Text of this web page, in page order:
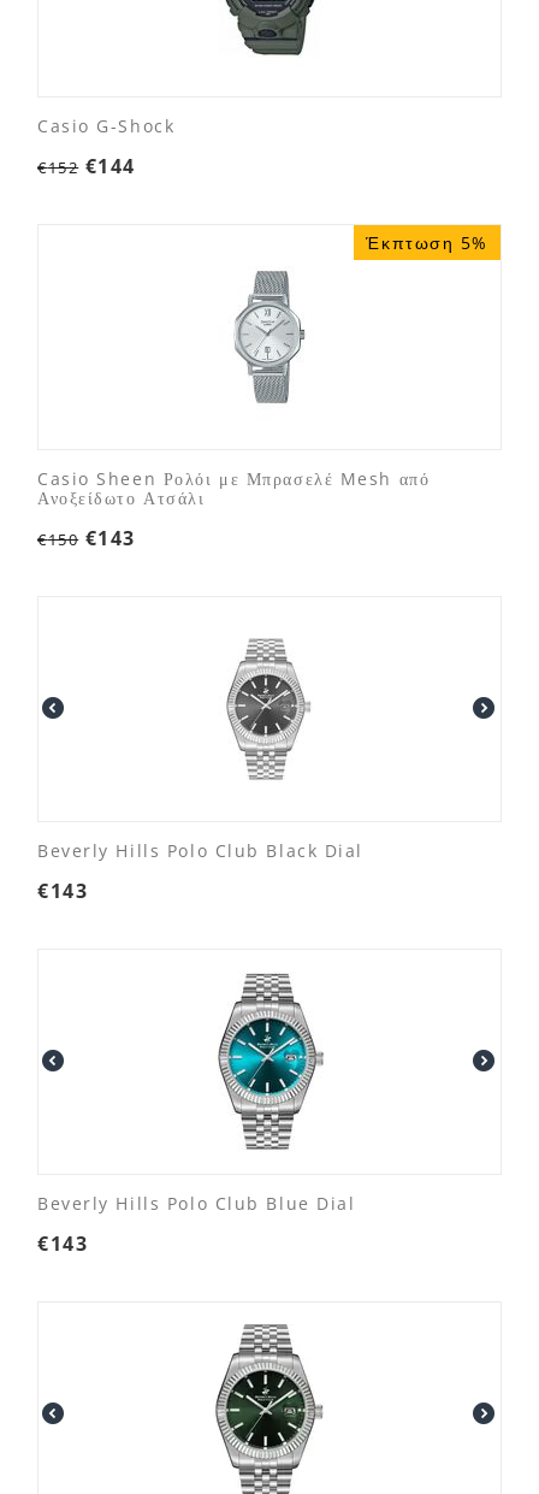
Casio G-Shock
€152 €144
Έκπτωση 5%
Casio Sheen Ρολόι με Μπρασελέ Mesh από
Ανοξείδωτο Ατσάλι
€150 €143
Beverly Hills Polo Club Black Dial
€143
Beverly Hills Polo Club Blue Dial
€143